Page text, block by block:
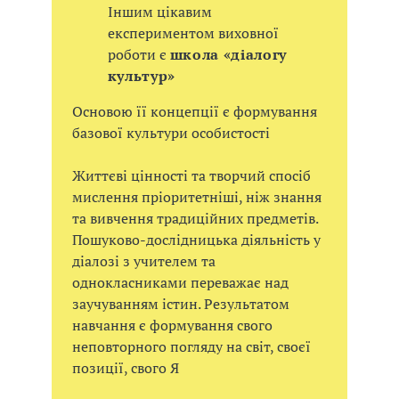
Іншим цікавим
експериментом виховної
роботи є школа «діалогу
культур»
Основою її концепції є формування
базової культури особистості
Життєві цінності та творчий спосіб
мислення пріоритетніші, ніж знання
та вивчення традиційних предметів.
Пошуково-дослідницька діяльність у
діалозі з учителем та
однокласниками переважає над
заучуванням істин. Результатом
навчання є формування свого
неповторного погляду на світ, своєї
позиції, свого Я